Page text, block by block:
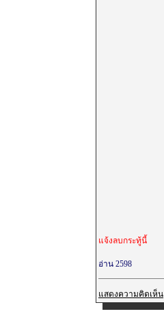
แจ้งลบกระทู้นี้
อ่าน 2598
แสดงความคิดเห็น